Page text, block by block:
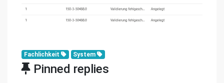
Fachlichkeit System
Pinned replies